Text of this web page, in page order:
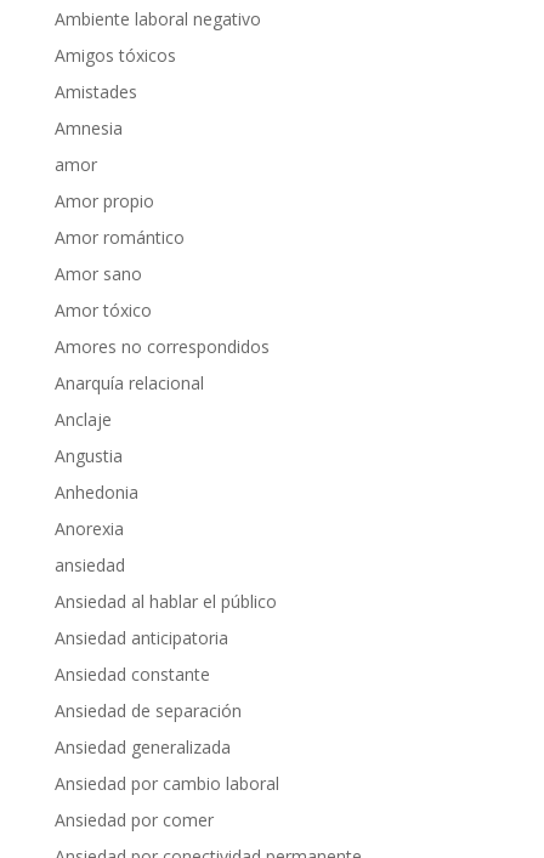
Ambiente laboral negativo
Amigos tóxicos
Amistades
Amnesia
amor
Amor propio
Amor romántico
Amor sano
Amor tóxico
Amores no correspondidos
Anarquía relacional
Anclaje
Angustia
Anhedonia
Anorexia
ansiedad
Ansiedad al hablar el público
Ansiedad anticipatoria
Ansiedad constante
Ansiedad de separación
Ansiedad generalizada
Ansiedad por cambio laboral
Ansiedad por comer